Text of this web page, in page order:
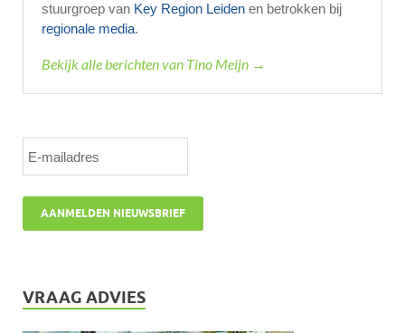
stuurgroep van Key Region Leiden en betrokken bij
regionale media.
Bekijk alle berichten van Tino Meijn →
VRAAG ADVIES